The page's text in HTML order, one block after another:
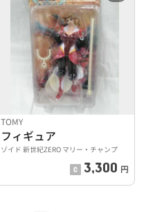
TOMY
フィギュア
ゾイド 新世紀ZERO マリー・チャンプ
3,300 円